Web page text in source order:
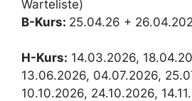
Warteliste)
B-Kurs: 25.04.26 +
H-Kurs: 14.03.2026,
13.06.2026, 04.07.2026,
10.10.2026, 24.10.2026,